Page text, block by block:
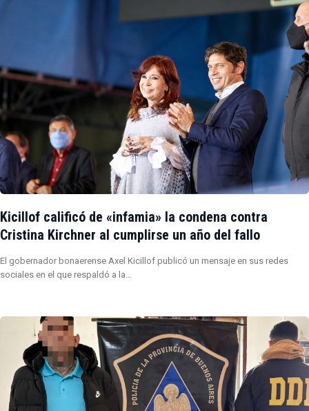
Kicillof calificó de «infamia» la condena contra
Cristina Kirchner al cumplirse un año del fallo
El gobernador bonaerense Axel Kicillof publicó un mensaje en sus redes
sociales en el que respaldó a la…